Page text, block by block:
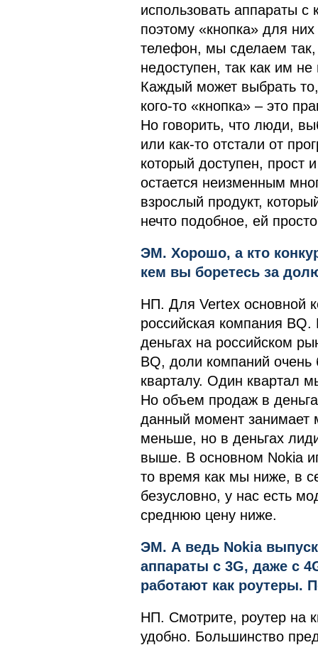
использовать аппараты
поэтому «кнопка» для
телефон, мы сделаем так,
недоступен, так как им
Каждый может выбрать
кого-то «кнопка» – это
Но говорить, что люди,
или как-то отстали от
который доступен, прост
остается неизменным
взрослый продукт,
нечто подобное, ей
ЭМ. Хорошо, а кто
кем вы боретесь за
НП. Для Vertex основной
российская компания
деньгах на российском
BQ, доли компаний очень
кварталу. Один квартал
Но объем продаж в
данный момент занимает
меньше, но в деньгах
выше. В основном Nokia
то время как мы ниже, в
безусловно, у нас есть
среднюю цену ниже.
ЭМ. А ведь Nokia
аппараты с 3G, даже с
работают как роутеры.
НП. Смотрите, роутер на
удобно. Большинство